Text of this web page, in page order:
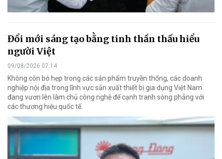
Đổi mới sáng tạo bằng tinh thần thấu hiểu
người Việt
09/08/2026 07:14
Không còn bó hẹp trong các sản phẩm truyền thống, các doanh
nghiệp nội địa trong lĩnh vực sản xuất thiết bị gia dụng Việt Nam
đang vươn lên làm chủ công nghệ để cạnh tranh sòng phẳng với
các thương hiệu quốc tế.